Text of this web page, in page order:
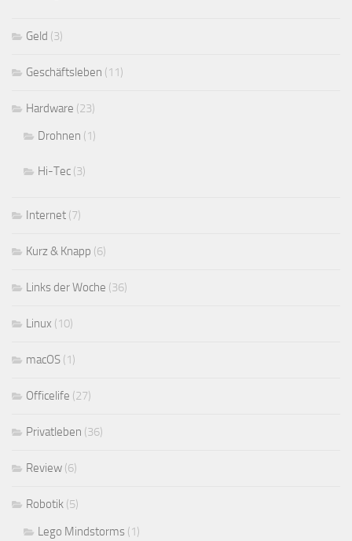
Geld (3)
Geschäftsleben (11)
Hardware (23)
Drohnen (1)
Hi-Tec (3)
Internet (7)
Kurz & Knapp (6)
Links der Woche (36)
Linux (10)
macOS (1)
Officelife (27)
Privatleben (36)
Review (6)
Robotik (5)
Lego Mindstorms (1)